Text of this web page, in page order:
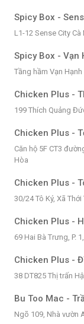
Spicy Box -
L1-12 Sense City
Spicy Box - Vạn
Tầng hầm Vạn Hạnh
Chicken Plus -
199 Thích Quảng
Chicken Plus -
Căn hộ 5F CT3
Hòa
Chicken Plus -
30/24 Tô Ký, Xã
Chicken Plus -
69 Hai Bà Trưng, P.
Chicken Plus -
38 DT825 Thị trấn
Bu Too Mac -
Ngõ 109, Nhà vườn